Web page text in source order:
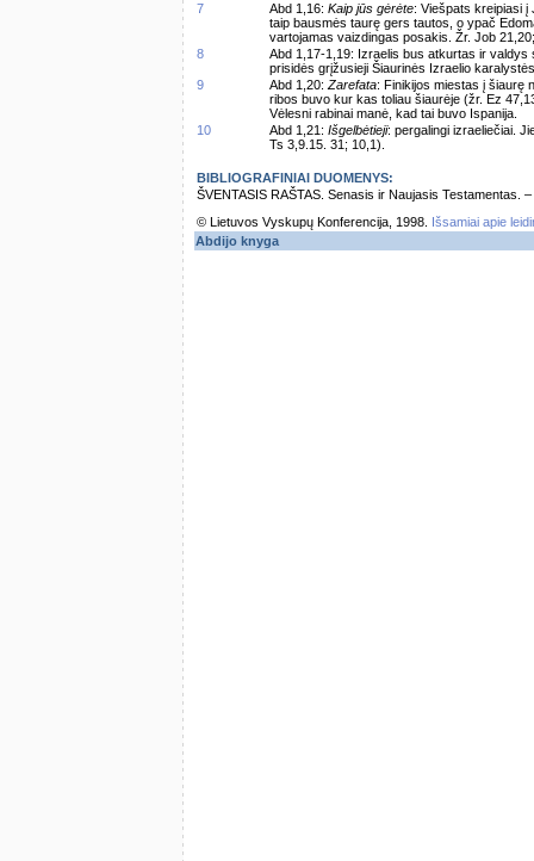
7 Abd 1,16: Kaip jūs gėrėte: Viešpats kreipiasi
taip bausmės taurę gers tautos, o ypač
vartojamas vaizdingas posakis. Žr. Job
8
Abd 1,17-1,19: Izraelis bus atkurtas ir
prisidės grįžusieji Šiaurinės Izraelio
9
Abd 1,20: Zarefata: Finikijos miestas į šiaurę
ribos buvo kur kas toliau šiaurėje (žr. Ez
Vėlesni rabinai manė, kad tai buvo Ispanija.
10
Abd 1,21: Išgelbėtieji: pergalingi izraeliečiai.
Ts 3,9.15. 31; 10,1).
BIBLIOGRAFINIAI DUOMENYS:
ŠVENTASIS RAŠTAS. Senasis ir Naujasis Testamentas.
© Lietuvos Vyskupų Konferencija, 1998.
Išsamiai apie
Abdijo knyga